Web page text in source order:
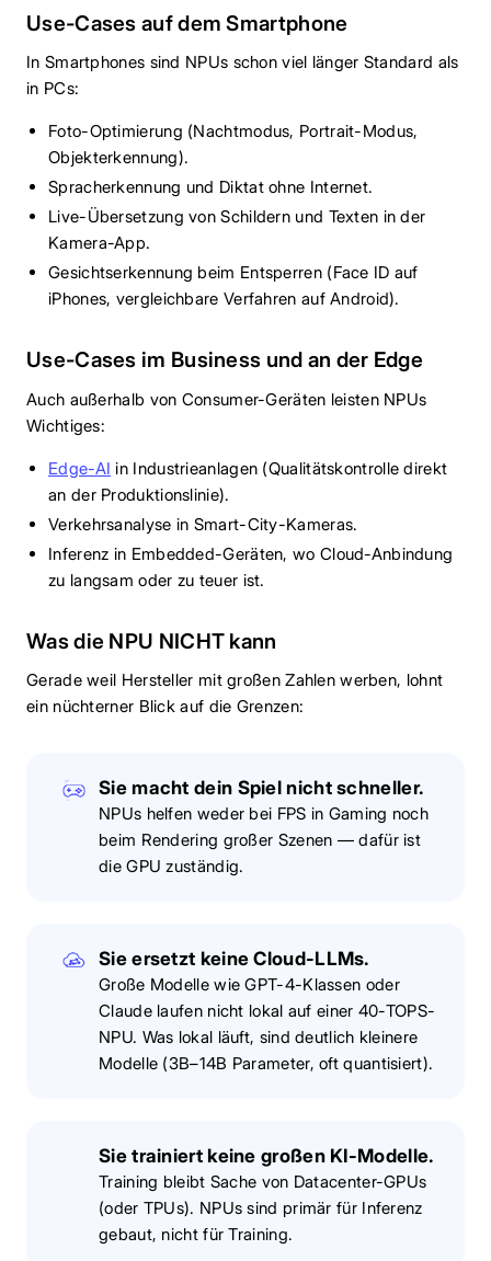
Use-Cases auf dem Smartphone
In Smartphones sind NPUs schon viel länger Standard als
in PCs:
Foto-Optimierung (Nachtmodus, Portrait-Modus,
Objekterkennung).
Spracherkennung und Diktat ohne Internet.
Live-Übersetzung von Schildern und Texten in der
Kamera-App.
Gesichtserkennung beim Entsperren (Face ID auf
iPhones, vergleichbare Verfahren auf Android).
Use-Cases im Business und an der Edge
Auch außerhalb von Consumer-Geräten leisten NPUs
Wichtiges:
Edge-AI in Industrieanlagen (Qualitätskontrolle direkt
an der Produktionslinie).
Verkehrsanalyse in Smart-City-Kameras.
Inferenz in Embedded-Geräten, wo Cloud-Anbindung
zu langsam oder zu teuer ist.
Was die NPU NICHT kann
Gerade weil Hersteller mit großen Zahlen werben, lohnt
ein nüchterner Blick auf die Grenzen:
Sie macht dein Spiel nicht schneller.
NPUs helfen weder bei FPS in Gaming noch
beim Rendering großer Szenen — dafür ist
die GPU zuständig.
Sie ersetzt keine Cloud-LLMs.
Große Modelle wie GPT-4-Klassen oder
Claude laufen nicht lokal auf einer 40-TOPS-
NPU. Was lokal läuft, sind deutlich kleinere
Modelle (3B–14B Parameter, oft quantisiert).
Sie trainiert keine großen KI-Modelle.
Training bleibt Sache von Datacenter-GPUs
(oder TPUs). NPUs sind primär für Inferenz
gebaut, nicht für Training.